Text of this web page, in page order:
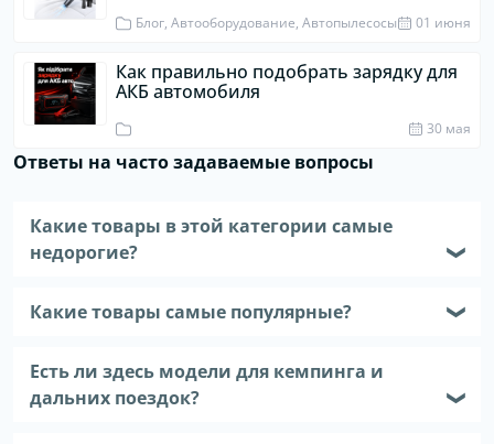
Блог, Автооборудование, Автопылесосы 01 июня
Как правильно подобрать зарядку для
АКБ автомобиля
30 мая
Ответы на часто задаваемые вопросы
Какие товары в этой категории самые
недорогие?
❯
Какие товары самые популярные? ❯
Есть ли здесь модели для кемпинга и
дальних поездок?
❯